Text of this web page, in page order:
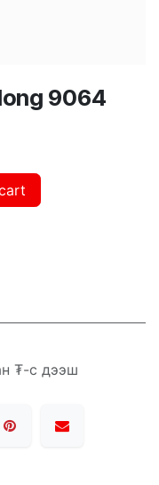
9064
₮-с дээш